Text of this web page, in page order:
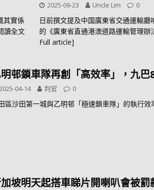
其實係
讀全文
2025-09-23 Uncle Lim 0
日前撰文提及中国廣東省交通運輸廳
的《廣東省直通港澳道路運輸管理辦
Full article]
邨鎖車隊再創「高效率」，九
04-14 判官 0
區沙田第一城與乙明邨「極速鎖車隊」的執行
坡明天起搭車睇片開喇叭會被罰